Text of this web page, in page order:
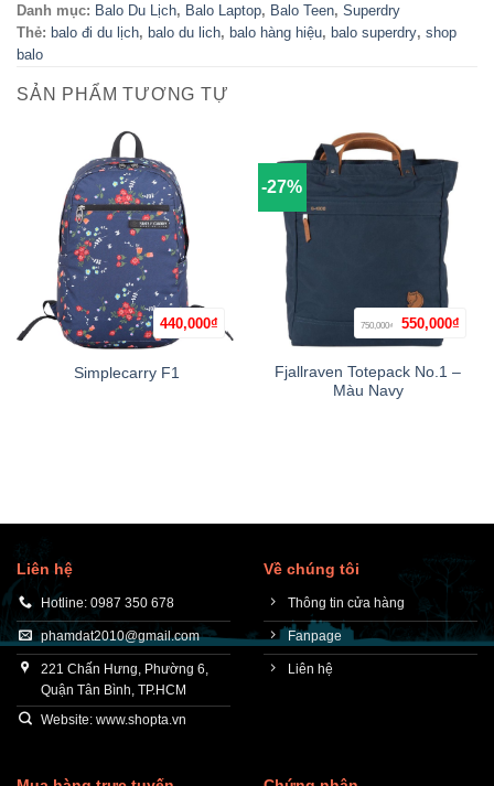
Danh mục: Balo Du Lịch, Balo Laptop, Balo Teen, Superdry
Thẻ: balo đi du lịch, balo du lich, balo hàng hiệu, balo superdry, shop
balo
SẢN PHẨM TƯƠNG TỰ
440,000₫
Simplecarry F1
-27%
750,000₫
Giá
gốc
là:
750,000₫.
550,000₫
Fjallraven Totepack No.1 –
Màu Navy
Liên hệ
Hotline: 0987 350 678
phamdat2010@gmail.com
221 Chấn Hưng, Phường 6,
Quận Tân Bình, TP.HCM
Website: www.shopta.vn
Về chúng tôi
Thông tin cửa hàng
Fanpage
Liên hệ